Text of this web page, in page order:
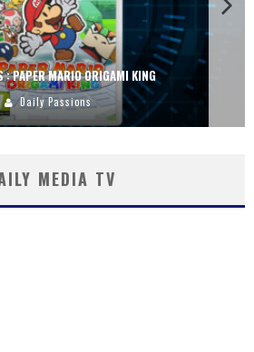
MARIO ORIGAMI KING
Daily Passions
MEDIA TV